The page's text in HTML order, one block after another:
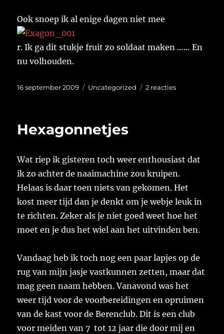
Ook snoep ik al enige dagen niet mee
r. Ik ga dit stukje fruit zo soldaat maken …… En
nu volhouden.
Geplaatst
16 september 2009 Categorieën
Uncategorized 2 reactiesop
Hexagonnetjes
Wat riep ik gisteren toch weer enthousiast dat
ik zo achter de naaimachine zou kruipen.
Helaas is daar toen niets van gekomen. Het
kost meer tijd dan je denkt om je webje leuk in
te richten. Zeker als je niet goed weet hoe het
moet en je dus het wiel aan het uitvinden ben.
Vandaag heb ik toch nog een paar lapjes op de
rug van mijn jasje vastkunnen zetten, maar dat
mag geen naam hebben. Vanavond was het
weer tijd voor de voorbereidingen en opruimen
van de kast voor de Berenclub. Dit is een club
voor meiden van 7 tot 12 jaar die door mij en